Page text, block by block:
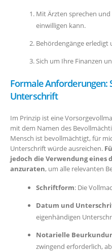
Mit Ärzten sprechen
einwilligen kann.
Behördengänge erledigt
Sich um Ihre Finanzen
Formale
Unterschrift
Im Prinzip ist eine
mit dem Namen des
Mensch ist bevollmächtigt, für
Unterschrift würde ausreichen.
jedoch die Verwendung
anzuraten, um alle relevanten
Schriftform: Die
Datum und
eigenhändigen
Notarielle
zwingend erforderlich,